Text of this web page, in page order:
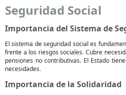
Seguridad Social
Importancia del Sistema de
El sistema de seguridad social es
frente a los riesgos sociales. Cubre
pensiones no contributivas. El Estado
necesidades.
Importancia de la Solidaridad